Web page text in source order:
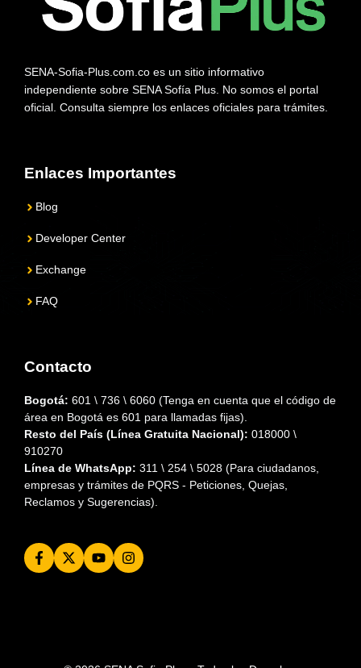
SENA-Sofia-Plus.com.co es un sitio informativo
independiente sobre SENA Sofía Plus. No somos el portal
oficial. Consulta siempre los enlaces oficiales para trámites.
Enlaces Importantes
Blog
Developer Center
Exchange
FAQ
Contacto
Bogotá: 601 \ 736 \ 6060 (Tenga en cuenta que el código de
área en Bogotá es 601 para llamadas fijas).
Resto del País (Línea Gratuita Nacional): 018000 \
910270
Línea de WhatsApp: 311 \ 254 \ 5028 (Para ciudadanos,
empresas y trámites de PQRS - Peticiones, Quejas,
Reclamos y Sugerencias).